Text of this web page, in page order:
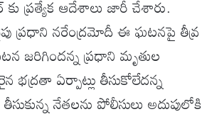
ప్రత్యేక ఆదేశాలు జారీ చేశారు.
ప్రధాని నరేంద్రమోదీ ఈ ఘటనపై తీవ్ర
జరిగిందన్న ప్రధాని మృతుల
ఏర్పాట్లు తీసుకోలేదన్న
నేతలను పోలీసులు అదుపులోకి